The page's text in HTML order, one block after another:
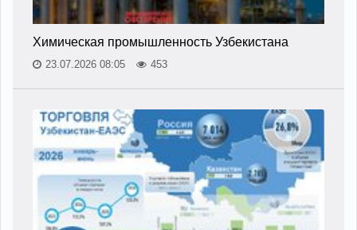
Химическая промышленность Узбекистана
23.07.2026 08:05 453